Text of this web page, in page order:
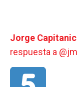
Jorge
respuesta a